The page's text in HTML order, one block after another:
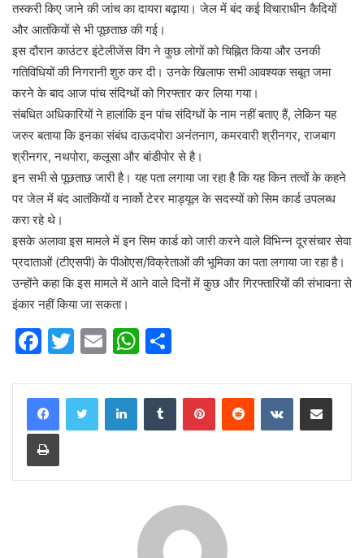
तस्करी किए जाने की जांच का दायरा बढ़ाया। जेल में बंद कई विचाराधीन कैदियों
और आतंकियों से भी पूछताछ की गई।
इस दौरान काउंटर इंटेलीजेंस विंग ने कुछ लोगों को चिह्नित किया और उनकी
गतिविधियों की निगरानी शुरु कर दी। उनके खिलाफ सभी आवश्यक सबूत जमा
करने के बाद आज पांच संदिग्धों को गिरफ्तार कर लिया गया।
संबधित अधिकारियों ने हालांकि इन पांच संदिग्धों के नाम नहीं बताए हैं, लेकिन यह
जरुर बताया कि इनका संबंध दाऊदपोरा अनंतनाग, कमरवारी श्रीनगर, राजबाग
श्रीनगर, नथपोरा, कलूसा और बांडीपोर से है।
इन सभी से पूछताछ जारी है। यह पता लगाया जा रहा है कि यह किन तत्वों के कहने
पर जेल में बंद आतंकियों व नार्को टेरर माड्यूल के सदस्यों को सिम कार्ड उपलब्ध
करा रहे थे।
इसके अलावा इस मामले में इन सिम कार्ड को जारी करने वाले विभिन्न दूरसंचार सेवा
प्रदाताओं (टीएसपी) के पीओएस/विक्रेताओं की भूमिका का पता लगाया जा रहा है।
उन्होंने कहा कि इस मामले में आने वाले दिनों में कुछ और गिरफ्तारियों की संभावना से
इंकार नहीं किया जा सकता।
F
c
e
b
o
T
itt
er
E
ai
W
at ar